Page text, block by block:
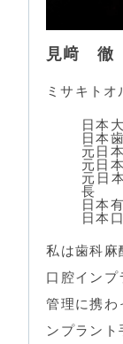
見﨑 徹
ミサキトオ
日本
日本
元日
元日
元日
長
日本
日本
私は歯科麻
口腔インプ
管理に携わ
ンプラン